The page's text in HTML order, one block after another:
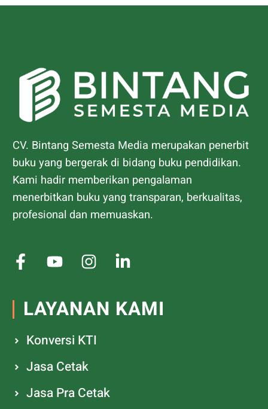
CV. Bintang Semesta Media merupakan penerbit
buku yang bergerak di bidang buku pendidikan.
Kami hadir memberikan pengalaman
menerbitkan buku yang transparan, berkualitas,
profesional dan memuaskan.
LAYANAN KAMI
Konversi KTI
Jasa Cetak
Jasa Pra Cetak